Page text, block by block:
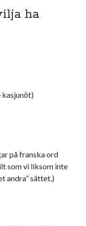
ha
kasjunöt)
på franska ord
som vi liksom inte
andra” sättet.)